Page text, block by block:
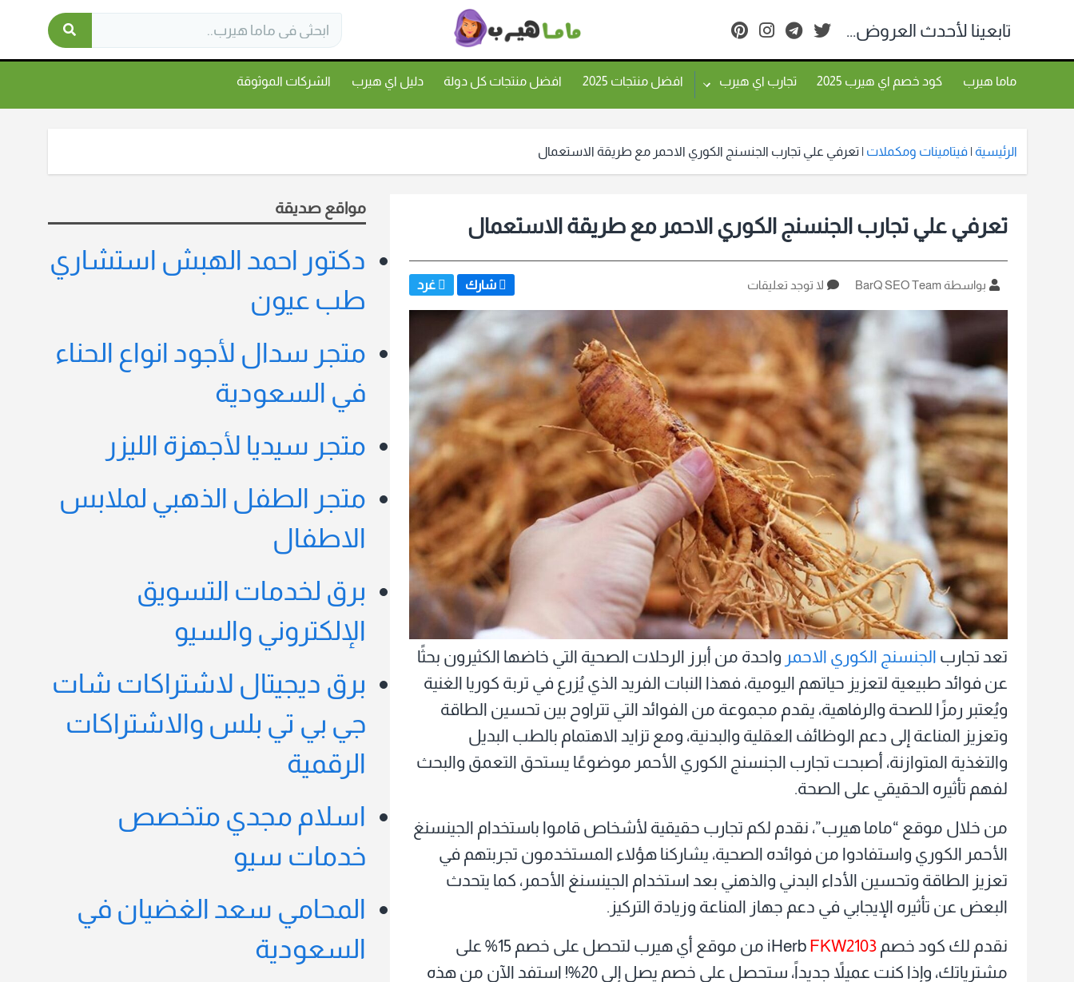
تابعينا لأحدث العروض...
ماما هيرب كود خصم اي هيرب 2025 تجارب اي هيرب افضل منتجات 2025 افضل منتجات كل دولة دليل اي هيرب الشركات الموثوقة
الرئيسية |فيتامينات ومكملات |تعرفي علي تجارب الجنسنج الكوري الاحمر مع طريقة الاستعمال
تعرفي علي تجارب الجنسنج الكوري الاحمر مع طريقة الاستعمال
كاتب
بواسطة BarQ SEO Team لا توجد تعليقات
الكوري
الاحمر
مع
طريقة
الاستعمال
شارك غرد
تعد تجارب الجنسنج الكوري الاحمر واحدة من أبرز الرحلات الصحية التي خاضها الكثيرون بحثًا
عن فوائد طبيعية لتعزيز حياتهم اليومية، فهذا النبات الفريد الذي يُزرع في تربة كوريا الغنية
ويُعتبر رمزًا للصحة والرفاهية، يقدم مجموعة من الفوائد التي تتراوح بين تحسين الطاقة
وتعزيز المناعة إلى دعم الوظائف العقلية والبدنية، ومع تزايد الاهتمام بالطب البديل
والتغذية المتوازنة، أصبحت تجارب الجنسنج الكوري الأحمر موضوعًا يستحق التعمق والبحث
لفهم تأثيره الحقيقي على الصحة.
من خلال موقع “ماما هيرب”، نقدم لكم تجارب حقيقية لأشخاص قاموا باستخدام الجينسنغ
الأحمر الكوري واستفادوا من فوائده الصحية، يشاركنا هؤلاء المستخدمون تجربتهم في
تعزيز الطاقة وتحسين الأداء البدني والذهني بعد استخدام الجينسنغ الأحمر، كما يتحدث
البعض عن تأثيره الإيجابي في دعم جهاز المناعة وزيادة التركيز.
نقدم لك كود خصم iHerbFKW2103
من موقع أي هيرب لتحصل على خصم 15% على
مشترياتك، وإذا كنت عميلاً جديداً، ستحصل على خصم يصل إلى 20%! استفد الآن من هذه
مواقع صديقة
دكتور احمد الهبش استشاري
طب عيون
متجر سدال لأجود انواع الحناء
في السعودية
متجر سيديا لأجهزة الليزر
متجر الطفل الذهبي لملابس
الاطفال
برق لخدمات التسويق
الإلكتروني والسيو
برق ديجيتال لاشتراكات شات
جي بي تي بلس والاشتراكات
الرقمية
اسلام مجدي متخصص
خدمات سيو
المحامي سعد الغضيان في
السعودية